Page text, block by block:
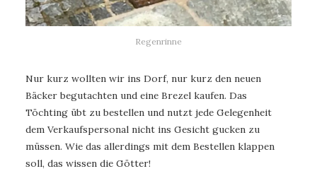
Regenrinne
Nur kurz wollten wir ins Dorf, nur kurz den neuen
Bäcker begutachten und eine Brezel kaufen. Das
Töchting übt zu bestellen und nutzt jede Gelegenheit
dem Verkaufspersonal nicht ins Gesicht gucken zu
müssen. Wie das allerdings mit dem Bestellen klappen
soll, das wissen die Götter!